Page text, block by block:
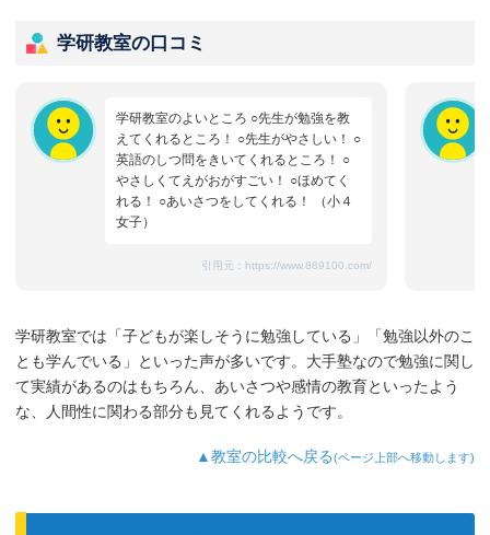
学研教室の口コミ
学研教室のよいところ ○先生が勉強を教
えてくれるところ！ ○先生がやさしい！ ○
英語のしつ問をきいてくれるところ！ ○
やさしくてえがおがすごい！ ○ほめてく
れる！ ○あいさつをしてくれる！ （小４
女子）
引用元： https://www.889100.com/
学研教室では「子どもが楽しそうに勉強している」「勉強以外のこ
とも学んでいる」といった声が多いです。大手塾なので勉強に関し
て実績があるのはもちろん、あいさつや感情の教育といったよう
な、人間性に関わる部分も見てくれるようです。
▲教室の比較へ戻る(ページ上部へ移動します)